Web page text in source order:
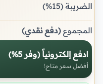
الضريبة(15%)
المجموع (دفع نقدي)
ادفع إلكترونياً (وفر 5%)
أفضل سعر متاح!